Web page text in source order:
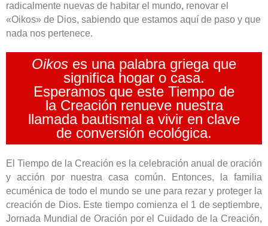
radicalmente nuevas de habitar el mundo, renovar el
«Oikos» de Dios, sabiendo que estamos aquí de paso y que
nada nos pertenece.
Oikos es una palabra griega que
significa hogar o casa.
Esperamos que este Tiempo de
la Creación renueve nuestra
llamada bautismal a vivir en clave
de conversión ecológica.
El Tiempo de la Creación es la celebración anual de oración
y acción por nuestra casa común. Entonces, la familia
ecuménica de todo el mundo se une para rezar y proteger la
creación de Dios. Este tiempo comienza el 1 de septiembre,
Jornada Mundial de Oración por el Cuidado de la Creación,